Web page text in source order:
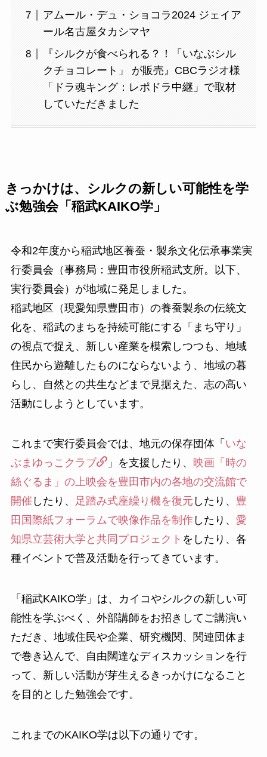
アムール・デュ・ショコラ2024 ジェイア
ール名古屋タカシマヤ
『シルクが食べられる？！「いなぶシル
クチョコレート」 が販売』CBCラジオ様
「ドラ魂キング：レポドラ中継」で取材
していただきました
きっかけは、シルクの新しい可能性を学
ぶ勉強会「稲武KAIKO学」
令和2年度から稲武地区養蚕・製糸文化伝承事業実
行委員会（事務局：豊田市役所稲武支所。以下、
実行委員会）が地域に発足しました。
稲武地区（現愛知県豊田市）の養蚕製糸の伝統文
化を、稲武のまちを持続可能にする「まち守り」
の視点で捉え、新しい産業を模索しつつも、地域
住民から遊離したものにならないよう、地域の暮
らし、自然との共生などまで見据えた、志の高い
活動にしようとしています。
これまで実行委員会では、地元の保存団体「 いな
ぶまゆっこクラブ
」を支援したり、 映画「時の
絲ぐるま」の上映会を豊田市内の各地の交流館で
開催 したり、 足踏み式座繰り機を復元 したり、 豊
田国際紙フォーラムで映像作品を制作したり、 愛
知県立芸術大学と共同プロジェクト をしたり、各
種イベントで普及活動を行ってきています。
「稲武KAIKO学」は、カイコやシルクの新しい可
能性を学ぶべく、外部講師をお招きしてご講演い
ただき、地域住民や企業、研究機関、関連団体ま
で巻き込んで、自由闊達なディスカッションを行
って、新しい活動が芽生えるきっかけになること
を目的とした勉強会です。
これまでのKAIKO学は以下の通りです。